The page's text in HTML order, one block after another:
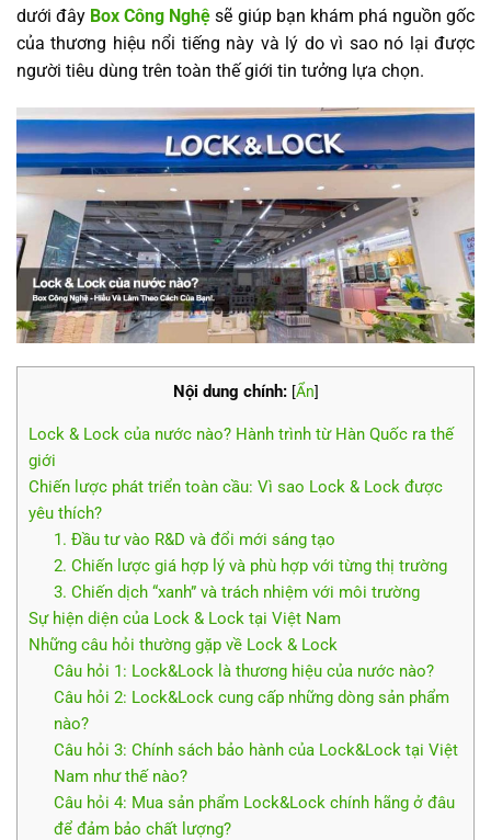
dưới đây Box Công Nghệ sẽ giúp bạn khám phá nguồn gốc
của thương hiệu nổi tiếng này và lý do vì sao nó lại được
người tiêu dùng trên toàn thế giới tin tưởng lựa chọn.
Nội dung chính: [Ẩn]
Lock & Lock của nước nào? Hành trình từ Hàn Quốc ra thế
giới
Chiến lược phát triển toàn cầu: Vì sao Lock & Lock được
yêu thích?
1. Đầu tư vào R&D và đổi mới sáng tạo
2. Chiến lược giá hợp lý và phù hợp với từng thị trường
3. Chiến dịch “xanh” và trách nhiệm với môi trường
Sự hiện diện của Lock & Lock tại Việt Nam
Những câu hỏi thường gặp về Lock & Lock
Câu hỏi 1: Lock&Lock là thương hiệu của nước nào?
Câu hỏi 2: Lock&Lock cung cấp những dòng sản phẩm
nào?
Câu hỏi 3: Chính sách bảo hành của Lock&Lock tại Việt
Nam như thế nào?
Câu hỏi 4: Mua sản phẩm Lock&Lock chính hãng ở đâu
để đảm bảo chất lượng?